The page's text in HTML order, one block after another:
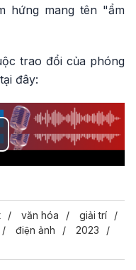
hứng mang tên "ẩm
trao đổi của phóng
đây:
văn hóa
giải trí
điện ảnh
2023